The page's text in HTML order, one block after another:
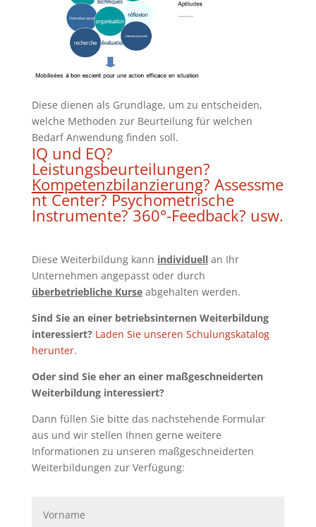
Diese dienen als Grundlage, um zu entscheiden,
welche Methoden zur Beurteilung für welchen
Bedarf Anwendung finden soll.
IQ und EQ?
Leistungsbeurteilungen?
Kompetenzbilanzierung? Assessme
nt Center?Psychometrische
Instrumente?360°-Feedback? usw.
Diese Weiterbildung kann individuellan Ihr
Unternehmen angepasst oder durch
überbetriebliche Kurseabgehalten werden.
Sind Sie an einer betriebsinternen Weiterbildung
interessiert? Laden Sie unseren Schulungskatalog
herunter.
Oder sind Sie eher an einer maßgeschneiderten
Weiterbildung interessiert?
Dann füllen Sie bitte das nachstehende Formular
aus und wir stellen Ihnen gerne weitere
Informationen zu unseren maßgeschneiderten
Weiterbildungen zur Verfügung: